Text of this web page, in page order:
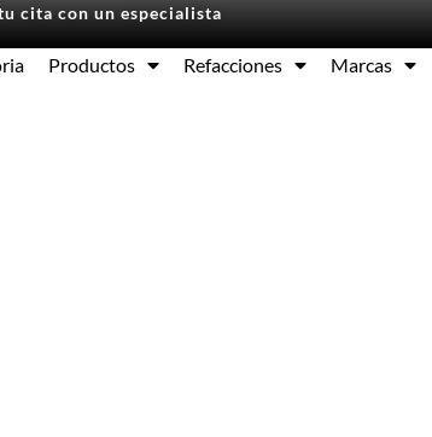
cita con un especialista
Productos Refacciones Marcas